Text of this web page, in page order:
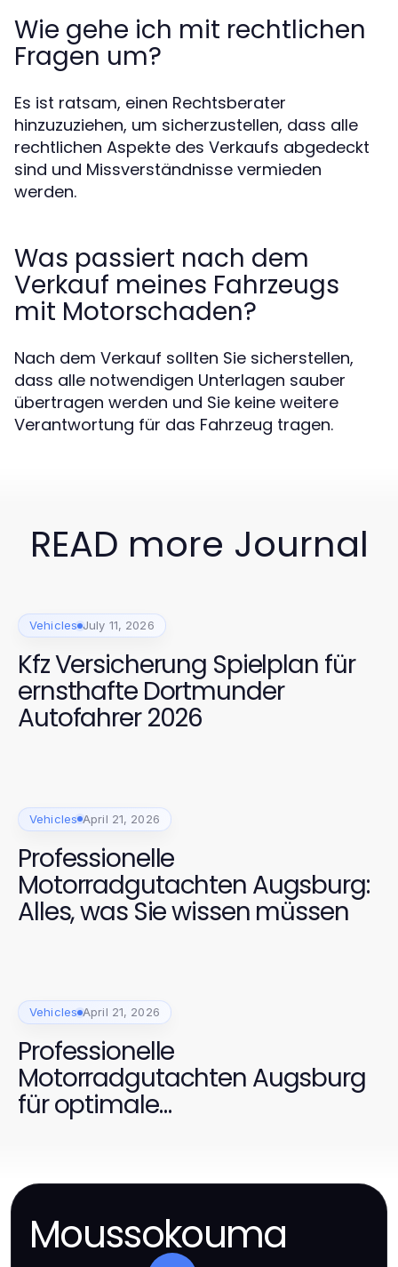
Wie gehe ich mit rechtlichen
Fragen um?
Es ist ratsam, einen Rechtsberater
hinzuzuziehen, um sicherzustellen, dass alle
rechtlichen Aspekte des Verkaufs abgedeckt
sind und Missverständnisse vermieden
werden.
Was passiert nach dem
Verkauf meines Fahrzeugs
mit Motorschaden?
Nach dem Verkauf sollten Sie sicherstellen,
dass alle notwendigen Unterlagen sauber
übertragen werden und Sie keine weitere
Verantwortung für das Fahrzeug tragen.
READ more Journal
Vehicles July 11, 2026
Kfz Versicherung Spielplan für
ernsthafte Dortmunder
Autofahrer 2026
Vehicles April 21, 2026
Professionelle
Motorradgutachten Augsburg:
Alles, was Sie wissen müssen
Vehicles April 21, 2026
Professionelle
Motorradgutachten Augsburg
für optimale
Moussokouma